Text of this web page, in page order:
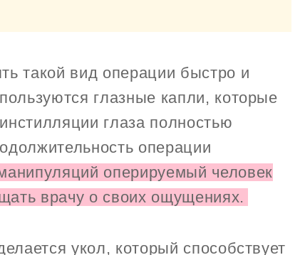
такой вид операции быстро и
глазные капли, которые
глаза полностью
операции
оперируемый человек
врачу о своих ощущениях.
укол, который способствует